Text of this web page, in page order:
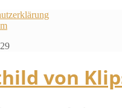
von